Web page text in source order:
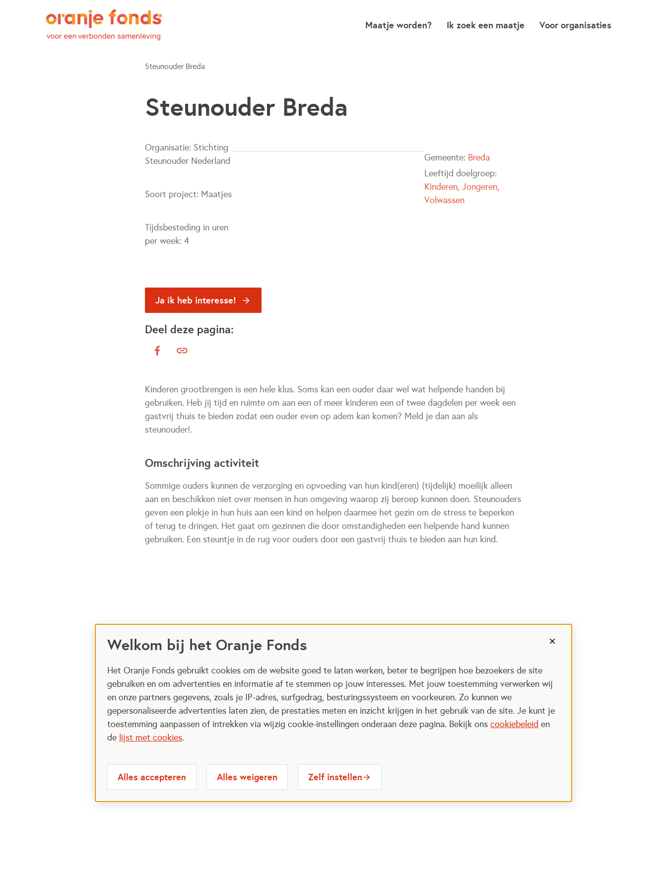
Welkom bij het Oranje Fonds
Het Oranje Fonds gebruikt cookies om de website goed te laten werken, beter te begrijpen hoe bezoekers de site
gebruiken en om advertenties en informatie af te stemmen op jouw interesses. Met jouw toestemming verwerken wij
en onze partners gegevens, zoals je IP-adres, surfgedrag, besturingssysteem en voorkeuren. Zo kunnen we
gepersonaliseerde advertenties laten zien, de prestaties meten en inzicht krijgen in het gebruik van de site. Je kunt je
toestemming aanpassen of intrekken via wijzig cookie-instellingen onderaan deze pagina. Bekijk ons cookiebeleid en
de lijst met cookies.
Alles accepteren Alles weigeren Zelf instellen
Maatje worden? Ik zoek een maatje Voor organisaties
Steunouder Breda
Steunouder Breda
Organisatie: Stichting
Steunouder Nederland
Soort project: Maatjes
Tijdsbesteding in uren
per week: 4
Gemeente: Breda
Leeftijd doelgroep:
Kinderen Jongeren
Volwassen
Ja ik heb interesse!
Deel deze pagina:
Kinderen grootbrengen is een hele klus. Soms kan een ouder daar wel wat helpende handen bij
gebruiken. Heb jij tijd en ruimte om aan een of meer kinderen een of twee dagdelen per week een
gastvrij thuis te bieden zodat een ouder even op adem kan komen? Meld je dan aan als
steunouder!.
Omschrijving activiteit
Sommige ouders kunnen de verzorging en opvoeding van hun kind(eren) (tijdelijk) moeilijk alleen
aan en beschikken niet over mensen in hun omgeving waarop zij beroep kunnen doen. Steunouders
geven een plekje in hun huis aan een kind en helpen daarmee het gezin om de stress te beperken
of terug te dringen. Het gaat om gezinnen die door omstandigheden een helpende hand kunnen
gebruiken. Een steuntje in de rug voor ouders door een gastvrij thuis te bieden aan hun kind.